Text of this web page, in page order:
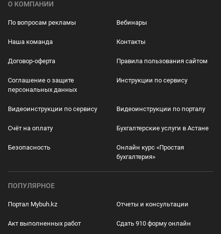
О КОМПАНИИ
По вопросам рекламы Вебинары
Наша команда Контакты
Договор-оферта Правила пользования сайтом
Соглашение о защите
персональных данных
Инструкции по сервису
Видеоинструкции по сервису Видеоинструкции по порталу
Счёт на оплату Бухгалтерские услуги в Астане
Безопасность
Онлайн курс «Простая
бухгалтерия»
ПОПУЛЯРНОЕ
Портал Mybuh.kz Отчеты и консультации
Акт выполненных работ Сдать 910 форму онлайн